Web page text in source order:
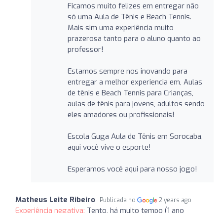
Ficamos muito felizes em entregar não
só uma Aula de Tênis e Beach Tennis.
Mais sim uma experiência muito
prazerosa tanto para o aluno quanto ao
professor!
Estamos sempre nos inovando para
entregar a melhor experiencia em, Aulas
de tênis e Beach Tennis para Crianças,
aulas de tênis para jovens, adultos sendo
eles amadores ou profissionais!
Escola Guga Aula de Tênis em Sorocaba,
aqui você vive o esporte!
Esperamos você aqui para nosso jogo!
Matheus Leite Ribeiro Publicada no 2 years ago
Experiência negativa: Tento, há muito tempo (1 ano